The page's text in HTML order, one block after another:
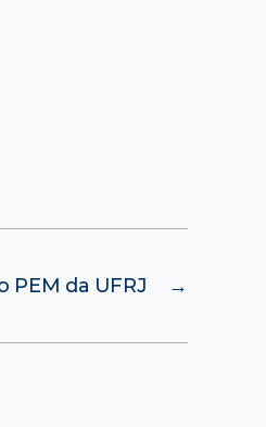
→
PEM da UFRJ